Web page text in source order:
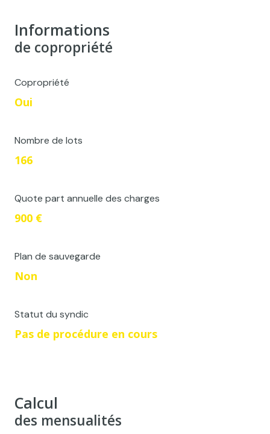
Informations
de copropriété
Copropriété
Oui
Nombre de lots
166
Quote part annuelle des charges
900 €
Plan de sauvegarde
Non
Statut du syndic
Pas de procédure en cours
Calcul
des mensualités